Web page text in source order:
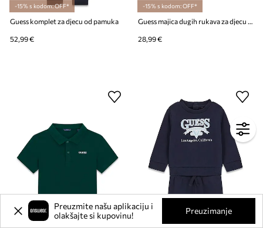
-15% s kodom: OFF*
Guess komplet za djecu od pamuka
52,99 €
-15% s kodom: OFF*
Guess majica dugih rukava za djecu od pamuka
28,99 €
Preuzmite našu aplikaciju i
olakšajte si kupovinu!
Preuzimanje